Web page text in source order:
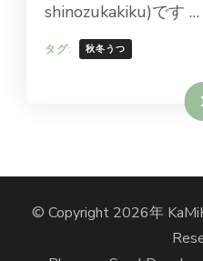
タ
shinozukakiku)です …
タグ: 秋冬うつ
続きを読む
© Copyright 2026年